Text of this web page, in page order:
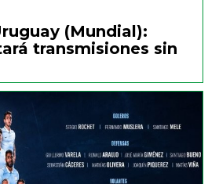
(Mundial):
transmisiones sin